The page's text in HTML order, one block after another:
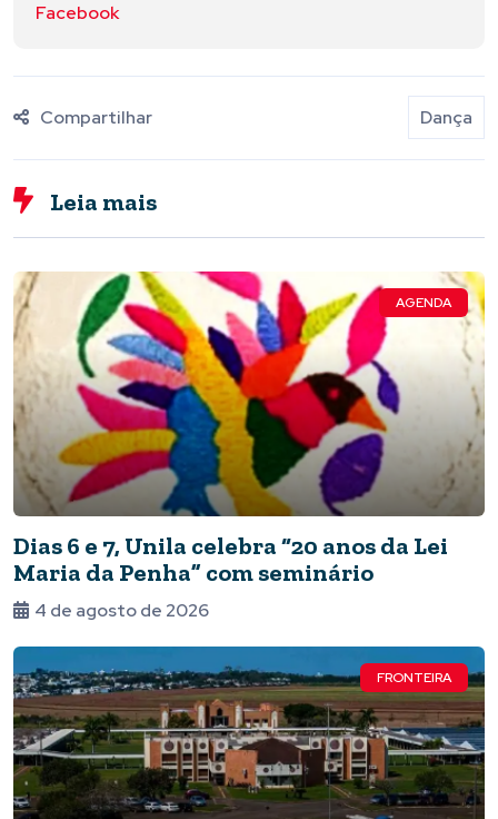
Facebook
Compartilhar Dança
Leia mais
AGENDA
Dias 6 e 7, Unila celebra “20 anos da Lei
Maria da Penha” com seminário
4 de agosto de 2026
FRONTEIRA